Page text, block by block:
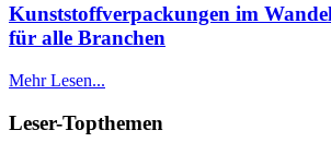
Kunststoffverpackungen im
für alle Branchen
Mehr Lesen...
Leser-Topthemen